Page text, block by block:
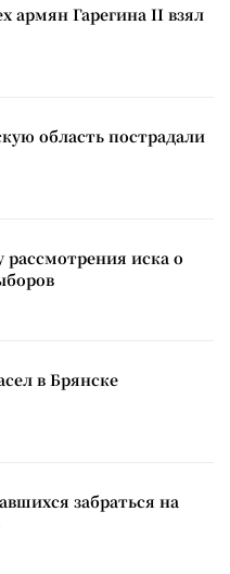
армян Гарегина II взял
область пострадали
рассмотрения иска о
в Брянске
забраться на